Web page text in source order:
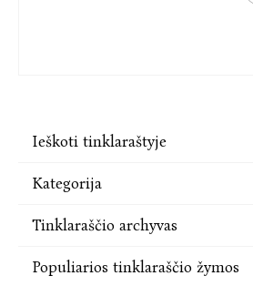
Ieškoti tinklaraštyje
Kategorija
Tinklaraščio archyvas
Populiarios tinklaraščio žymos